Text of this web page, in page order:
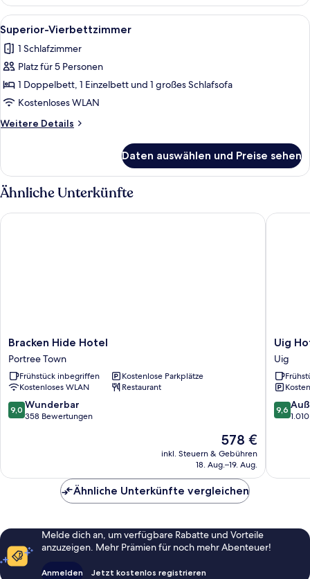
Alle
Fotos
für
Superior-
Vierbettzimmer
anzeigen
Ein ordentlich gemachtes Bett mit
3
Superior-Vierbettzimmer
1 Schlafzimmer
Platz für 5 Personen
1 Doppelbett, 1 Einzelbett und 1 großes Schlafsofa
Kostenloses WLAN
Weitere Details
Weitere
Vierbettzimmer
Daten auswählen und Preise sehen
Ähnliche Unterkünfte
Bracken
Hide
Hotel
Portree
Town
Bracken Hide Hotel
Portree Town
Frühstück inbegriffen
Kostenlose Parkplätze
Kostenloses WLAN
Restaurant
9.0
von
9,0 Wunderbar
358 Bewertungen
Der
Preis
beträgt
578 €
inkl. Steuern & Gebühren
18. Aug.–19. Aug.
Bracken Hide Hotel
Uig
Hotel
Uig
Uig
Uig
9.6
von
9,6
Uig
Ähnliche Unterkünfte vergleichen
Melde dich an, um verfügbare Rabatte und Vorteile
anzuzeigen. Mehr Prämien für noch mehr Abenteuer!
Anmelden Jetzt kostenlos registrieren